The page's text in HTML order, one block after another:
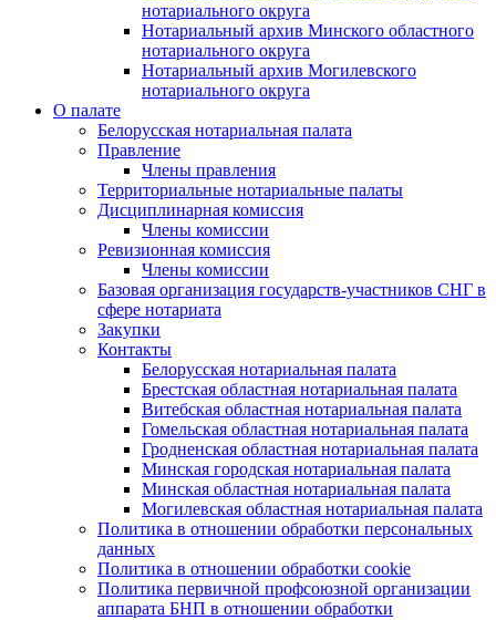
нотариального округа
Нотариальный архив Минского областного
нотариального округа
Нотариальный архив Могилевского
нотариального округа
О палате
Белорусская нотариальная палата
Правление
Члены правления
Территориальные нотариальные палаты
Дисциплинарная комиссия
Члены комиссии
Ревизионная комиссия
Члены комиссии
Базовая организация государств-участников СНГ в
сфере нотариата
Закупки
Контакты
Белорусская нотариальная палата
Брестская областная нотариальная палата
Витебская областная нотариальная палата
Гомельская областная нотариальная палата
Гродненская областная нотариальная палата
Минская городская нотариальная палата
Минская областная нотариальная палата
Могилевская областная нотариальная палата
Политика в отношении обработки персональных
данных
Политика в отношении обработки cookie
Политика первичной профсоюзной организации
аппарата БНП в отношении обработки